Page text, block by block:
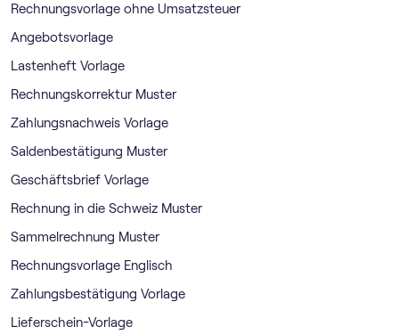
Rechnungsvorlage ohne Umsatzsteuer
Angebotsvorlage
Lastenheft Vorlage
Rechnungskorrektur Muster
Zahlungsnachweis Vorlage
Saldenbestätigung Muster
Geschäftsbrief Vorlage
Rechnung in die Schweiz Muster
Sammelrechnung Muster
Rechnungsvorlage Englisch
Zahlungsbestätigung Vorlage
Lieferschein-Vorlage